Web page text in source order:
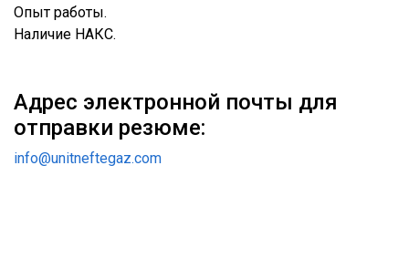
Опыт работы.
Наличие НАКС.
Адрес электронной почты для
отправки резюме:
info@unitneftegaz.com